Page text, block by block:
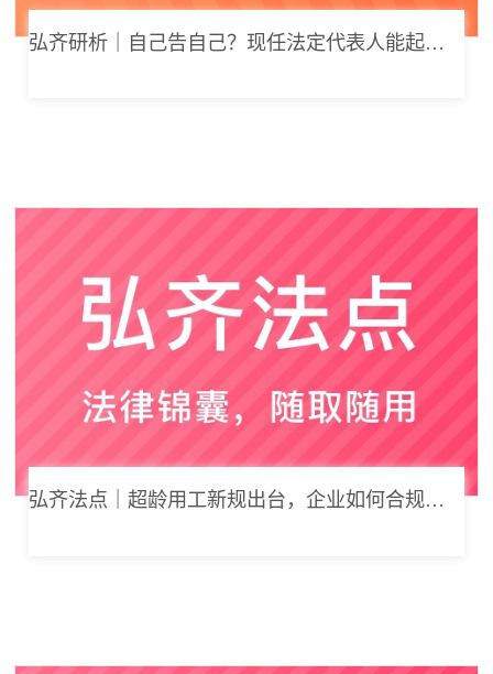
弘齐研析｜自己告自己？现任法定代表人能起诉公司索要劳动报酬吗？
弘齐法点｜超龄用工新规出台，企业如何合规用工